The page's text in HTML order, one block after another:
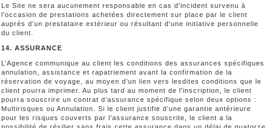
Le Site ne sera aucunement responsable en cas d'incident survenu à
l'occasion de prestations achetées directement sur place par le client
auprès d'un prestataire extérieur ou résultant d'une initiative personnelle
du client.
14. ASSURANCE
L’Agence communique au client les conditions des assurances spécifiques
annulation, assistance et rapatriement avant la confirmation de la
réservation de voyage, au moyen d’un lien vers lesdites conditions que le
client pourra imprimer. Au plus tard au moment de l'inscription, le client
pourra souscrire un contrat d’assurance spécifique selon deux options :
Multirisques ou Annulation. Si le client justifie d’une garantie antérieure
pour les risques couverts par l’assurance souscrite, le client a la